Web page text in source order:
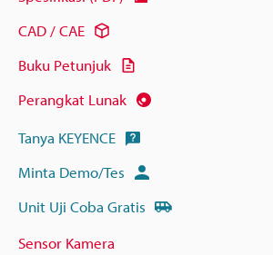
CAD / CAE
Buku Petunjuk
Perangkat Lunak
Tanya KEYENCE
Minta Demo/Tes
Unit Uji Coba Gratis
Sensor Kamera